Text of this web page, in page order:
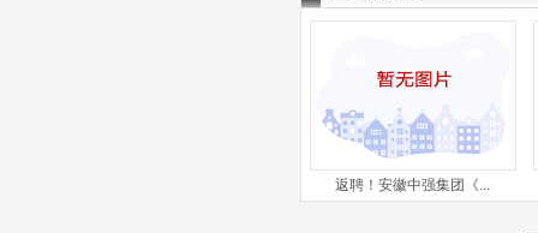
返聘！安徽中强集团《...